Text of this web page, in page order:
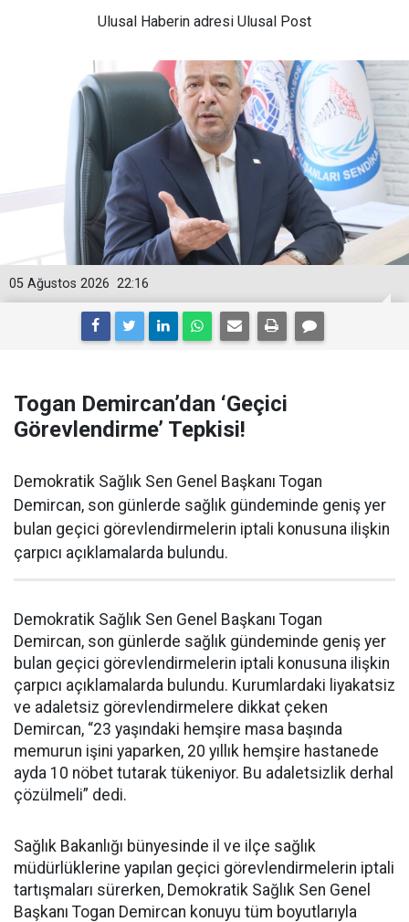
Ulusal Haberin adresi Ulusal Post
22:16
05 Ağustos 2026
Togan Demircan’dan ‘Geçici
Görevlendirme’ Tepkisi!
Demokratik Sağlık Sen Genel Başkanı Togan
Demircan, son günlerde sağlık gündeminde geniş yer
bulan geçici görevlendirmelerin iptali konusuna ilişkin
çarpıcı açıklamalarda bulundu.
Demokratik Sağlık Sen Genel Başkanı Togan
Demircan, son günlerde sağlık gündeminde geniş yer
bulan geçici görevlendirmelerin iptali konusuna ilişkin
çarpıcı açıklamalarda bulundu. Kurumlardaki liyakatsiz
ve adaletsiz görevlendirmelere dikkat çeken
Demircan, “23 yaşındaki hemşire masa başında
memurun işini yaparken, 20 yıllık hemşire hastanede
ayda 10 nöbet tutarak tükeniyor. Bu adaletsizlik derhal
çözülmeli” dedi.
Sağlık Bakanlığı bünyesinde il ve ilçe sağlık
müdürlüklerine yapılan geçici görevlendirmelerin iptali
tartışmaları sürerken, Demokratik Sağlık Sen Genel
Başkanı Togan Demircan konuyu tüm boyutlarıyla